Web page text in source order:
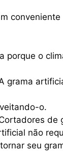
conveniente
porque o
grama
o.
de
não
seu